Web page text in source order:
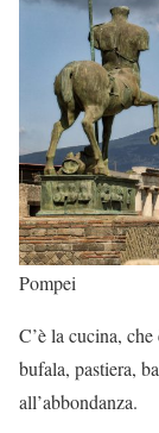
Pompei
C’è la cucina,
bufala, pastiera,
all’abbondanza.